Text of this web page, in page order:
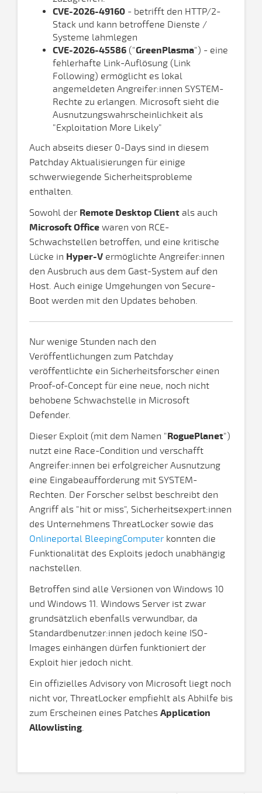
CVE-2026-49160 - betrifft den HTTP/2-
Stack und kann betroffene Dienste /
Systeme lahmlegen
CVE-2026-45586 ("GreenPlasma") - eine
fehlerhafte Link-Auflösung (Link
Following) ermöglicht es lokal
angemeldeten Angreifer:innen SYSTEM-
Rechte zu erlangen. Microsoft sieht die
Ausnutzungswahrscheinlichkeit als
"Exploitation More Likely"
Auch abseits dieser 0-Days sind in diesem
Patchday Aktualisierungen für einige
schwerwiegende Sicherheitsprobleme
enthalten.
Sowohl der Remote Desktop Client als auch
Microsoft Office waren von RCE-
Schwachstellen betroffen, und eine kritische
Lücke in Hyper-V ermöglichte Angreifer:innen
den Ausbruch aus dem Gast-System auf den
Host. Auch einige Umgehungen von Secure-
Boot werden mit den Updates behoben.
Nur wenige Stunden nach den
Veröffentlichungen zum Patchday
veröffentlichte ein Sicherheitsforscher einen
Proof-of-Concept für eine neue, noch nicht
behobene Schwachstelle in Microsoft
Defender.
Dieser Exploit (mit dem Namen "RoguePlanet")
nutzt eine Race-Condition und verschafft
Angreifer:innen bei erfolgreicher Ausnutzung
eine Eingabeaufforderung mit SYSTEM-
Rechten. Der Forscher selbst beschreibt den
Angriff als "hit or miss", Sicherheitsexpert:innen
des Unternehmens ThreatLocker sowie das
Onlineportal BleepingComputer konnten die
Funktionalität des Exploits jedoch unabhängig
nachstellen.
Betroffen sind alle Versionen von Windows 10
und Windows 11. Windows Server ist zwar
grundsätzlich ebenfalls verwundbar, da
Standardbenutzer:innen jedoch keine ISO-
Images einhängen dürfen funktioniert der
Exploit hier jedoch nicht.
Ein offizielles Advisory von Microsoft liegt noch
nicht vor, ThreatLocker empfiehlt als Abhilfe bis
zum Erscheinen eines Patches Application
Allowlisting.